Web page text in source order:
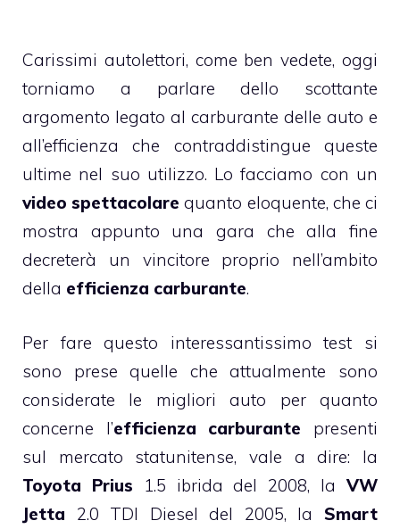
Carissimi autolettori, come ben vedete, oggi
torniamo a parlare dello scottante
argomento legato al carburante delle auto e
all’efficienza che contraddistingue queste
ultime nel suo utilizzo. Lo facciamo con un
video spettacolare quanto eloquente, che ci
mostra appunto una gara che alla fine
decreterà un vincitore proprio nell’ambito
della efficienza carburante.
Per fare questo interessantissimo test si
sono prese quelle che attualmente sono
considerate le migliori auto per quanto
concerne l’efficienza carburante presenti
sul mercato statunitense, vale a dire: la
Toyota Prius 1.5 ibrida del 2008, laVW
Jetta 2.0 TDI Diesel del 2005, la Smart